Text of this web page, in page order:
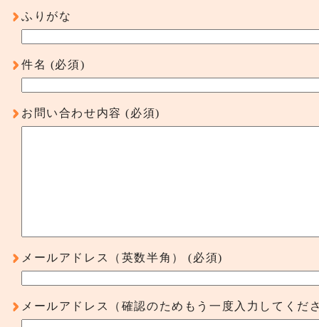
ふりがな
件名 (必須)
お問い合わせ内容 (必須)
メールアドレス（英数半角） (必須)
メールアドレス（確認のためもう一度入力してくだ